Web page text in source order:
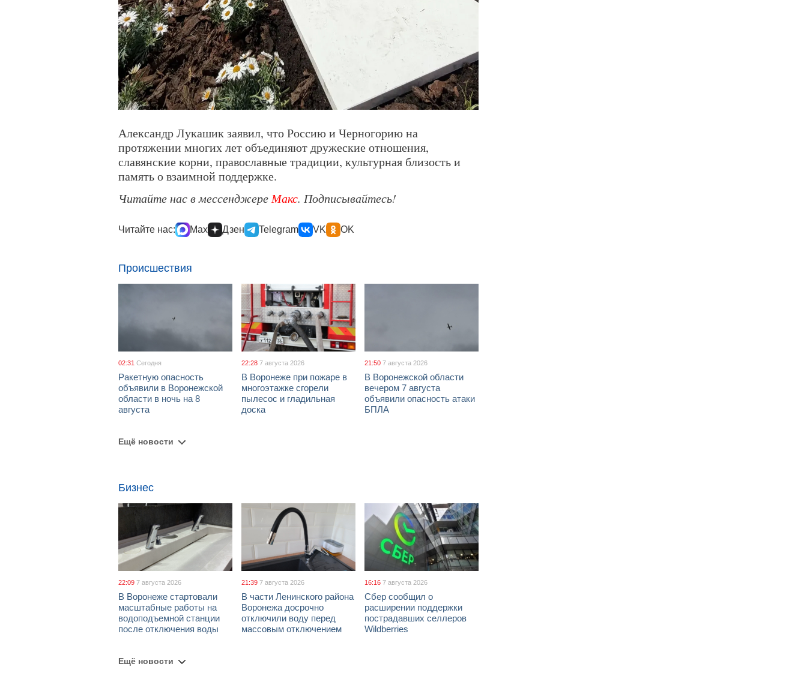
Александр Лукашик заявил, что Россию и Черногорию на
протяжении многих лет объединяют дружеские отношения,
славянские корни, православные традиции, культурная близость и
память о взаимной поддержке.
Читайте нас в мессенджере Макс. Подписывайтесь!
Читайте нас: Max Дзен Telegram VK OK
Происшествия
02:31 Сегодня
Ракетную опасность
объявили в Воронежской
области в ночь на 8
августа
22:28 7 августа 2026
В Воронеже при пожаре в
многоэтажке сгорели
пылесос и гладильная
доска
21:50 7 августа 2026
В Воронежской области
вечером 7 августа
объявили опасность атаки
БПЛА
Ещё новости
Бизнес
22:09 7 августа 2026
В Воронеже стартовали
масштабные работы на
водоподъемной станции
после отключения воды
21:39 7 августа 2026
В части Ленинского района
Воронежа досрочно
отключили воду перед
массовым отключением
16:16 7 августа 2026
Сбер сообщил о
расширении поддержки
пострадавших селлеров
Wildberries
Ещё новости